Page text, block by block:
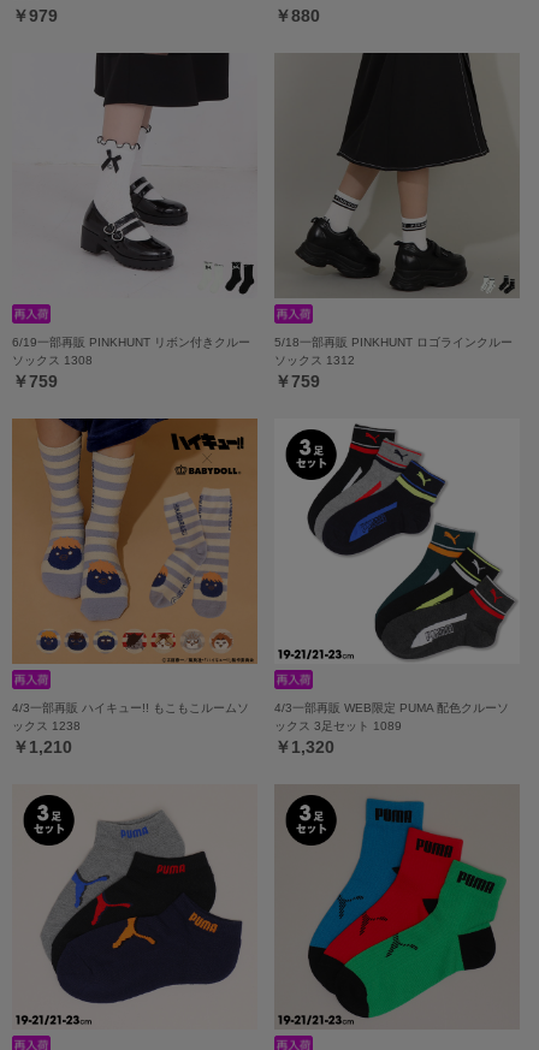
￥979 ￥880
6/19一部再販 PINKHUNT リボン付きクルー
ソックス 1308
￥759
5/18一部再販 PINKHUNT ロゴラインクルー
ソックス 1312
￥759
4/3一部再販 ハイキュー!! もこもこルームソ
ックス 1238
￥1,210
4/3一部再販 WEB限定 PUMA 配色クルーソ
ックス 3足セット 1089
￥1,320